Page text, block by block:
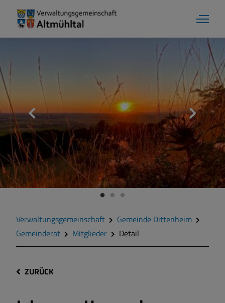
Verwaltungsgemeinschaft
Gemeinde Dittenheim
Gemeinderat
Mitglieder Detail
ZURÜCK